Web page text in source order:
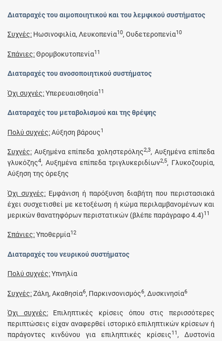
Διαταραχές του αιμοποιητικού και του λεμφικού συστήματος
Συχνές: Ηωσινοφιλία, Λευκοπενία10, Ουδετεροπενία10
Σπάνιες:Θρομβοκυτοπενία11
Διαταραχές του ανοσοποιητικού συστήματος
Όχι συχνές:Υπερευαισθησία11
Διαταραχές του μεταβολισμού και της θρέψης
Πολύ συχνές:Αύξηση βάρους1
Συχνές: Αυξημένα επίπεδα χοληστερόλης2,3, Αυξημένα επίπεδα
γλυκόζης4, Αυξημένα επίπεδα τριγλυκεριδίων2,5, Γλυκοζουρία,
Αύξηση της όρεξης
Όχι συχνές: Εμφάνιση ή παρόξυνση διαβήτη που περιστασιακά
έχει συσχετισθεί με κετοξέωση ή κώμα περιλαμβανομένων και
μερικών θανατηφόρων περιστατικών (βλέπε παράγραφο 4.4)11
Σπάνιες:Υποθερμία12
Διαταραχές του νευρικού συστήματος
Πολύ συχνές:Υπνηλία
Συχνές:Ζάλη, Ακαθησία6, Παρκινσονισμός6, Δυσκινησία6
Όχι συχνές:Επιληπτικές κρίσεις όπου στις περισσότερες
περιπτώσεις είχαν αναφερθεί ιστορικό επιληπτικών κρίσεων ή
παράγοντες κινδύνου για επιληπτικές κρίσεις11 , Δυστονία